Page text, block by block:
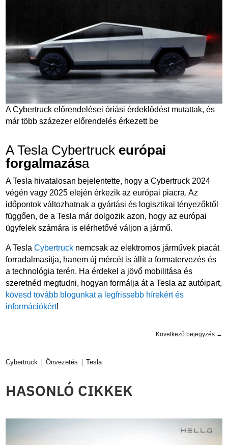
A Cybertruck előrendelései óriási érdeklődést mutattak, és
már több százezer előrendelés érkezett be
A Tesla Cybertruck európai
forgalmazása
A Tesla hivatalosan bejelentette, hogy a Cybertruck 2024
végén vagy 2025 elején érkezik az európai piacra. Az
időpontok változhatnak a gyártási és logisztikai tényezőktől
függően, de a Tesla már dolgozik azon, hogy az európai
ügyfelek számára is elérhetővé váljon a jármű.
A TeslaCybertruck nemcsak az elektromos járművek piacát
forradalmasítja, hanem új mércét is állít a formatervezés és
a technológia terén. Ha érdekel a jövő mobilitása és
szeretnéd megtudni, hogyan formálja át a Tesla az autóipart,
kövesd tovább blogunkat a legfrissebb hírekért és
információkért!
Következő bejegyzés→
Cybertruck |Önvezetés |Tesla
HASONLÓ CIKKEK